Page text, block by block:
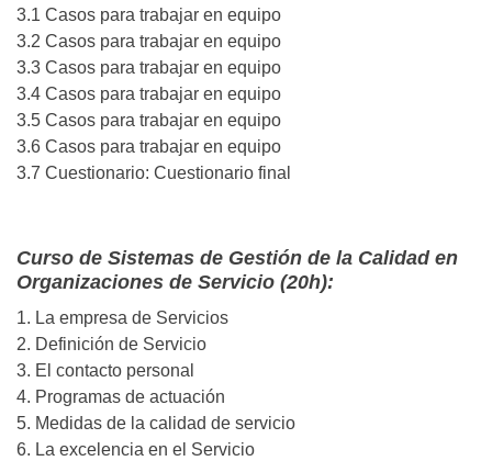
3.1 Casos para trabajar en equipo
3.2 Casos para trabajar en equipo
3.3 Casos para trabajar en equipo
3.4 Casos para trabajar en equipo
3.5 Casos para trabajar en equipo
3.6 Casos para trabajar en equipo
3.7 Cuestionario: Cuestionario final
Curso de Sistemas de Gestión de la Calidad en
Organizaciones de Servicio (20h):
1. La empresa de Servicios
2. Definición de Servicio
3. El contacto personal
4. Programas de actuación
5. Medidas de la calidad de servicio
6. La excelencia en el Servicio